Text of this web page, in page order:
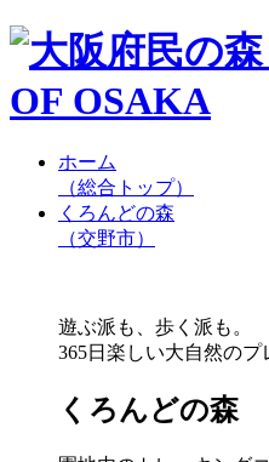
ホーム
（総合トップ）
くろんどの森
（交野市）
遊ぶ派も、歩く派も。
365日楽しい大自然のプ
くろんどの森